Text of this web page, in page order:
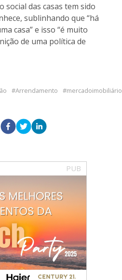
social das casas tem sido
sublinhando que “há
casa” e isso “é muito
de uma política de
Arrendamento mercadoimobiliário
PUB